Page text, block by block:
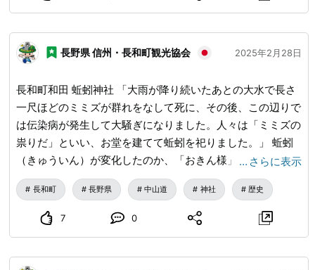
長野県 信州・長和町観光協会 2025年2月28日
長和町和田 蚯蚓神社 「大雨が降り続いたあとの大水で長さ
一尺ほどのミミズが群れをなして死に、その後、この辺りで
は伝染病が発生して大騒ぎになりました。人々は「ミミズの
祟りだ」といい、お堂を建てて蚯蚓を祀りました。」 蚯蚓
（きゅういん）が変化したのか、「おきん様」と呼ばれてい
ます。 みみずのふぉるむが。。。😘
… さらに表示
長和町 長野県 中山道 神社 歴史
7 0